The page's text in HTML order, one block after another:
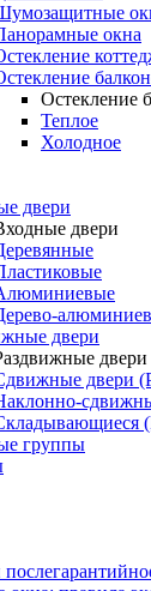
окна
Остекление
Теплое
Холодное
двери
двери
двери
двери
двери
группы